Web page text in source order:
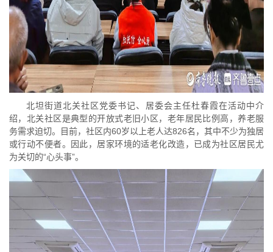
北坦街道北关社区党委书记、居委会主任杜春霞在活动中介
绍，北关社区是典型的开放式老旧小区，老年居民比例高，养老服
务需求迫切。目前，社区内60岁以上老人达826名，其中不少为独居
或行动不便者。因此，居家环境的适老化改造，已成为社区居民尤
为关切的“心头事”。